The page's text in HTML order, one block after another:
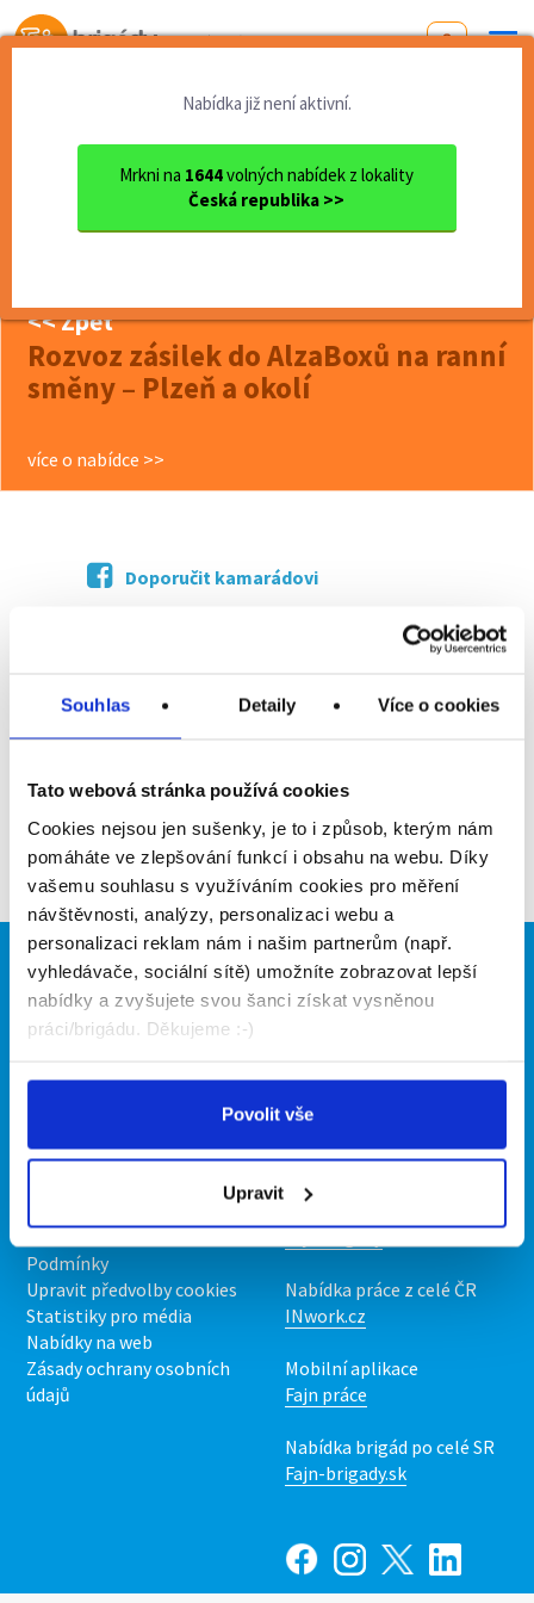
Souhlas Detaily Více o cookies
Tato webová stránka používá cookies
Cookies nejsou jen sušenky, je to i způsob, kterým nám
pomáháte ve zlepšování funkcí i obsahu na webu. Díky
vašemu souhlasu s využíváním cookies pro měření
návštěvnosti, analýzy, personalizaci webu a
personalizaci reklam nám i našim partnerům (např.
vyhledávače, sociální sítě) umožníte zobrazovat lepší
nabídky a zvyšujete svou šanci získat vysněnou
práci/brigádu. Děkujeme :-)
Povolit vše
Upravit
Od první brigády
Nabídka již není aktivní.
Mrkni na 1644volných nabídek z lokality
Česká republika >>
Plzeňský kraj okres Plzeň
Rozvoz zásilek do AlzaBoxů ...
další nabídky (0)BRIGÁDY PLZEŇ
<< Zpět
Rozvoz zásilek do AlzaBoxů na ranní
směny – Plzeň a okolí
více o nabídce >>
Doporučit kamarádovi
Zpět
Brigádníci
Články
Firmy
Propagace
O portálu
Podmínky
Upravit předvolby cookies
Statistiky pro média
Nabídky na web
Zásady ochrany osobních
údajů
Naše další projekty
Nabídka práce z celé ČR
INwork.cz
Mobilní aplikace
Fajn práce
Nabídka brigád po celé SR
Fajn-brigady.sk